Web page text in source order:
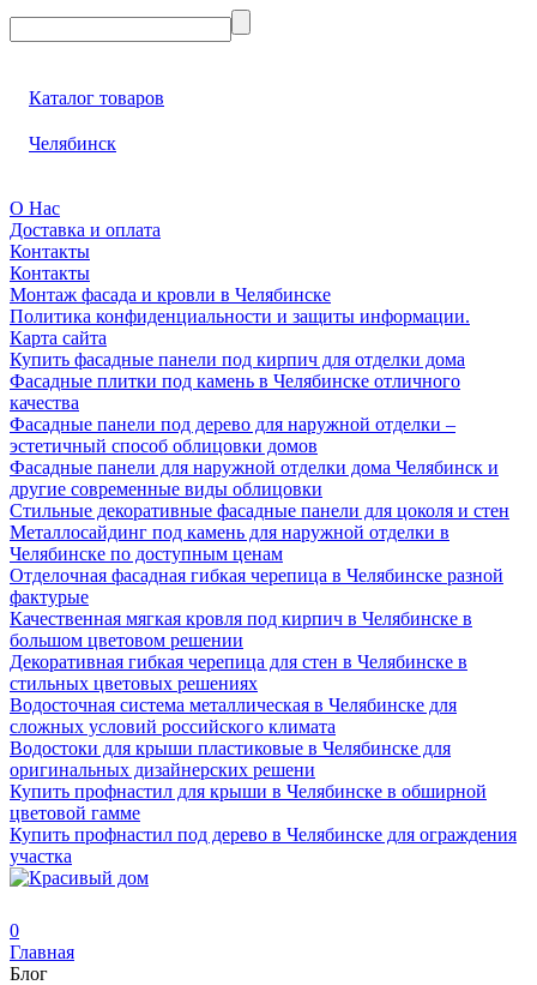
Каталог товаров
Челябинск
О Нас
Доставка и оплата
Контакты
Контакты
Монтаж фасада и кровли в Челябинске
Политика конфиденциальности и защиты информации.
Карта сайта
Купить фасадные панели под кирпич для отделки дома
Фасадные плитки под камень в Челябинске отличного
качества
Фасадные панели под дерево для наружной отделки –
эстетичный способ облицовки домов
Фасадные панели для наружной отделки дома Челябинск и
другие современные виды облицовки
Стильные декоративные фасадные панели для цоколя и стен
Металлосайдинг под камень для наружной отделки в
Челябинске по доступным ценам
Отделочная фасадная гибкая черепица в Челябинске разной
фактурые
Качественная мягкая кровля под кирпич в Челябинске в
большом цветовом решении
Декоративная гибкая черепица для стен в Челябинске в
стильных цветовых решениях
Водосточная система металлическая в Челябинске для
сложных условий российского климата
Водостоки для крыши пластиковые в Челябинске для
оригинальных дизайнерских решени
Купить профнастил для крыши в Челябинске в обширной
цветовой гамме
Купить профнастил под дерево в Челябинске для ограждения
участка
0
Главная
Блог